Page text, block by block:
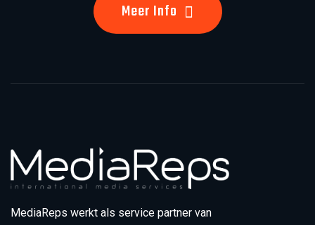
Meer Info
MediaReps werkt als service partner van